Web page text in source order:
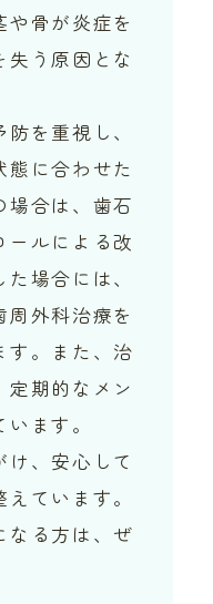
骨が炎症を
う原因とな
を重視し、
態に合わせた
場合は、歯石
ールによる改
場合には、
外科治療を
す。また、治
期的なメン
ます。
、安心して
ています。
なる方は、ぜ